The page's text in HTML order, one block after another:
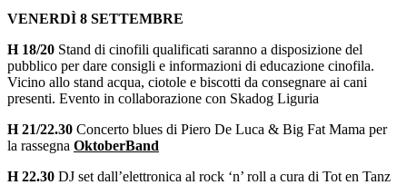
VENERDÌ 8 SETTEMBRE
H 18/20 Stand di cinofili qualificati saranno a disposizione del
pubblico per dare consigli e informazioni di educazione cinofila.
Vicino allo stand acqua, ciotole e biscotti da consegnare ai cani
presenti. Evento in collaborazione con Skadog Liguria
H 21/22.30 Concerto blues di Piero De Luca & Big Fat Mama per
la rassegna OktoberBand
H 22.30 DJ set dall’elettronica al rock ‘n’ roll a cura di Tot en Tanz